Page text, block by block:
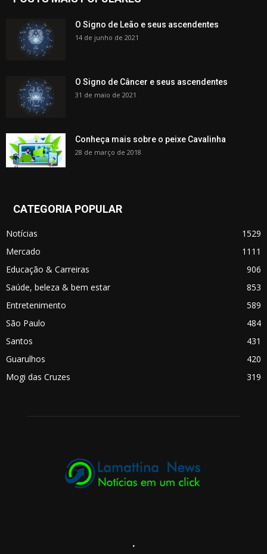
O Signo de Leão e seus ascendentes
14 de junho de 2021
O Signo de Câncer e seus ascendentes
31 de maio de 2021
Conheça mais sobre o peixe Cavalinha
28 de março de 2018
CATEGORIA POPULAR
Notícias
1529
Mercado
1111
Educação & Carreiras
906
Saúde, beleza & bem estar
853
Entretenimento
589
São Paulo
484
Santos
431
Guarulhos
420
Mogi das Cruzes
319
.